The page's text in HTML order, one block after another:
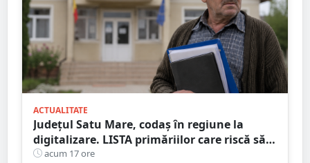
ACTUALITATE
Județul Satu Mare, codaș în regiune la
digitalizare. LISTA primăriilor care riscă să
piardă bani de la buget
acum 17 ore